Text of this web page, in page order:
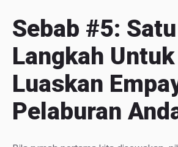
Sebab #5: Satu
Langkah Untuk
Luaskan
Pelaburan